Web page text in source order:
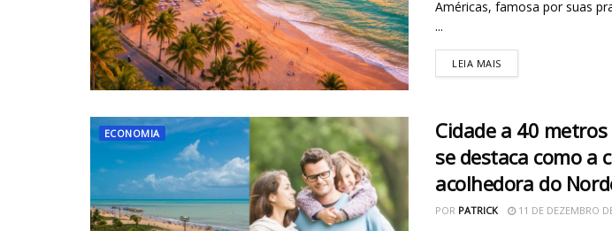
Américas, famosa por suas
...
LEIA MAIS
ECONOMIA
Cidade a 40
se destaca como a
acolhedora do
POR PATRICK 11 DE DEZEMBRO